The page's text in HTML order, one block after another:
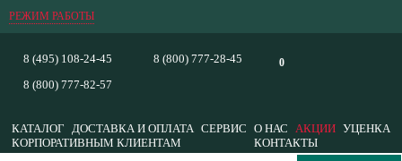
РЕЖИМ РАБОТЫ
0
8 (495) 108-24-45
8 (800) 777-82-57
8 (800) 777-28-45
КАТАЛОГ ДОСТАВКА И ОПЛАТА СЕРВИС О НАС АКЦИИ УЦЕНКА
КОРПОРАТИВНЫМ КЛИЕНТАМ
КОНТАКТЫ